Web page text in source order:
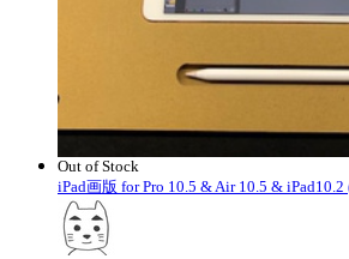
Out of Stock
iPad画版 for Pro 10.5 & Air 10.5 &